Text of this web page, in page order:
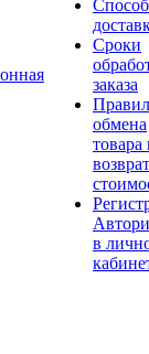
Сроки
заказа
обмена
товара
в